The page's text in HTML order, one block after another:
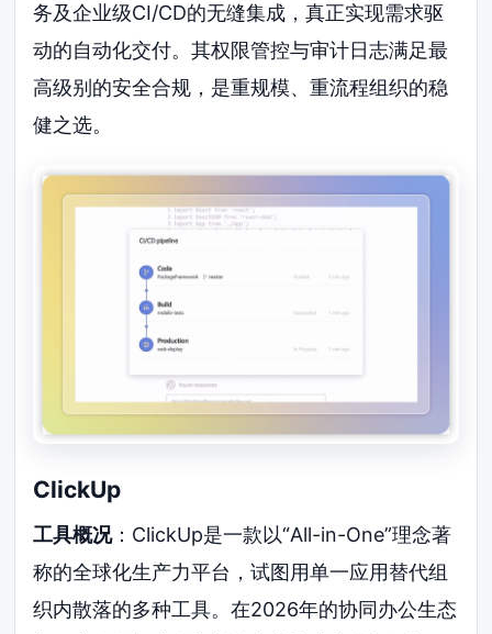
务及企业级CI/CD的无缝集成，真正实现需求驱
动的自动化交付。其权限管控与审计日志满足最
高级别的安全合规，是重规模、重流程组织的稳
健之选。
ClickUp
工具概况：ClickUp是一款以“All-in-One”理念著
称的全球化生产力平台，试图用单一应用替代组
织内散落的多种工具。在2026年的协同办公生态